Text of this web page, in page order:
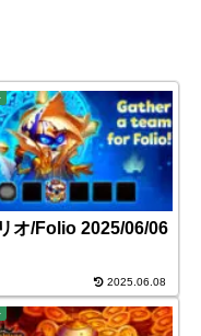
オ/Folio 2025/06/06
2025.06.08